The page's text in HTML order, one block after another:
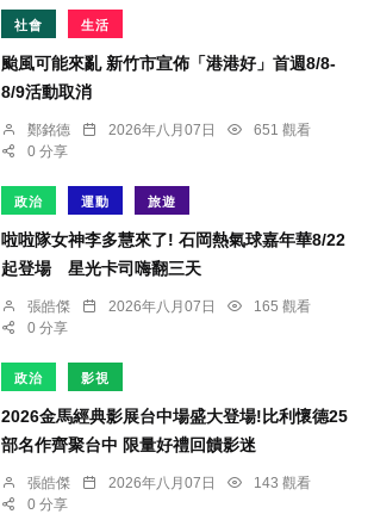
社會 生活
颱風可能來亂 新竹市宣佈「港港好」首週8/8-
8/9活動取消
鄭銘德 2026年八月07日
651 觀看
0 分享
政治 運動 旅遊
啦啦隊女神李多慧來了! 石岡熱氣球嘉年華8/22
起登場 星光卡司嗨翻三天
張皓傑 2026年八月07日
165 觀看
0 分享
政治 影視
2026金馬經典影展台中場盛大登場!比利懷德25
部名作齊聚台中 限量好禮回饋影迷
張皓傑 2026年八月07日
143 觀看
0 分享